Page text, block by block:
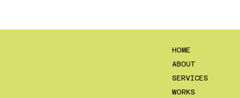
HOME
ABOUT
SERVICES
WORKS